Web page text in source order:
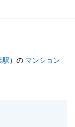
ございました
。
駅）の マンション